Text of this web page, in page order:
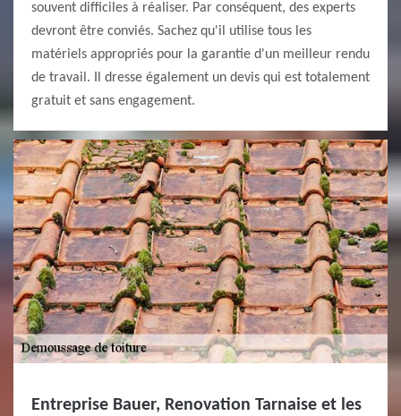
souvent difficiles à réaliser. Par conséquent, des experts
devront être conviés. Sachez qu'il utilise tous les
matériels appropriés pour la garantie d'un meilleur rendu
de travail. Il dresse également un devis qui est totalement
gratuit et sans engagement.
Entreprise Bauer, Renovation Tarnaise et les